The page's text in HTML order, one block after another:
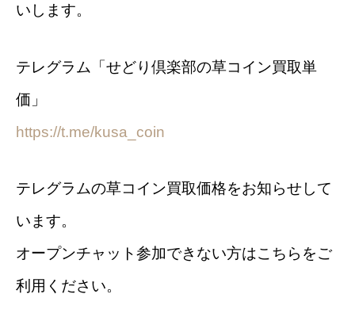
いします。
テレグラム「せどり倶楽部の草コイン買取単
価」
https://t.me/kusa_coin
テレグラムの草コイン買取価格をお知らせして
います。
オープンチャット参加できない方はこちらをご
利用ください。